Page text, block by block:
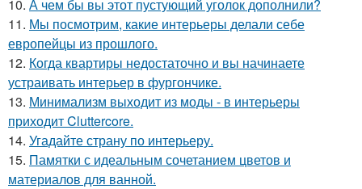
10. А чем бы вы этот пустующий уголок дополнили?
11. Мы посмотрим, какие интерьеры делали себе
европейцы из прошлого.
12. Когда квартиры недостаточно и вы начинаете
устраивать интерьер в фургончике.
13. Минимализм выходит из моды - в интерьеры
приходит Cluttercore.
14. Угадайте страну по интерьеру.
15. Памятки с идеальным сочетанием цветов и
материалов для ванной.